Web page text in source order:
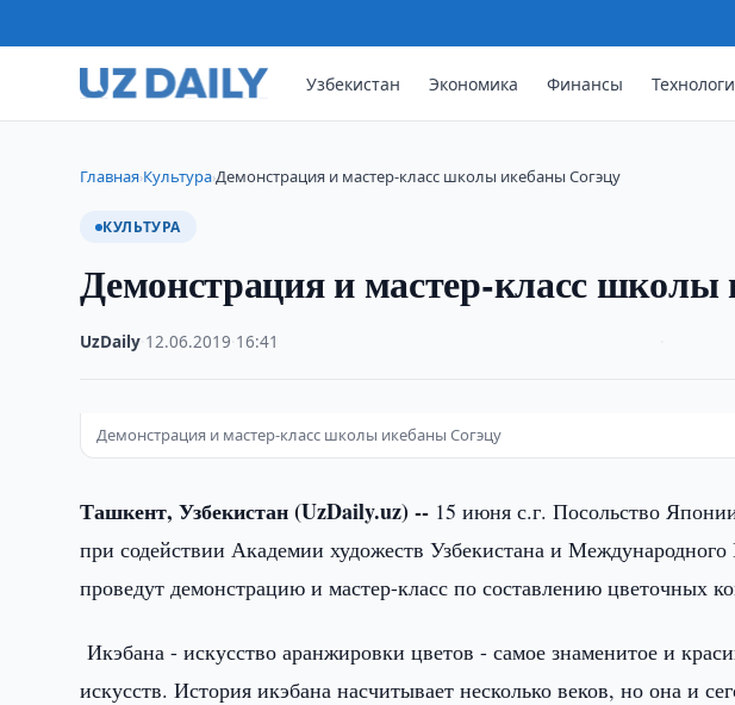
Узбекистан Экономика Финансы
Главная›Культура›Демонстрация и мастер-класс школы икебаны Согэцу
КУЛЬТУРА
Демонстрация и мастер-класс школы
UzDaily 12.06.2019 16:41
Демонстрация и мастер-класс школы икебаны Согэцу
Ташкент, Узбекистан (UzDaily.uz) -- 15 июня с.г. Посольство
при содействии Академии художеств Узбекистана и
проведут демонстрацию и мастер-класс по составлению цветочных
Икэбана - искусство аранжировки цветов - самое знаменитое и
искусств. История икэбана насчитывает несколько веков, но она и